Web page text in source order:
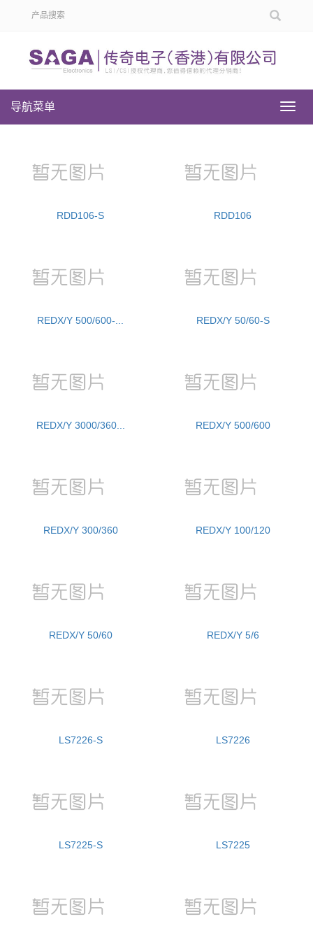
导
航
导航菜单
RDD106-S RDD106
REDX/Y 500/600-... REDX/Y 50/60-S
REDX/Y 3000/360... REDX/Y 500/600
REDX/Y 300/360 REDX/Y 100/120
REDX/Y 50/60 REDX/Y 5/6
LS7226-S LS7226
LS7225-S LS7225